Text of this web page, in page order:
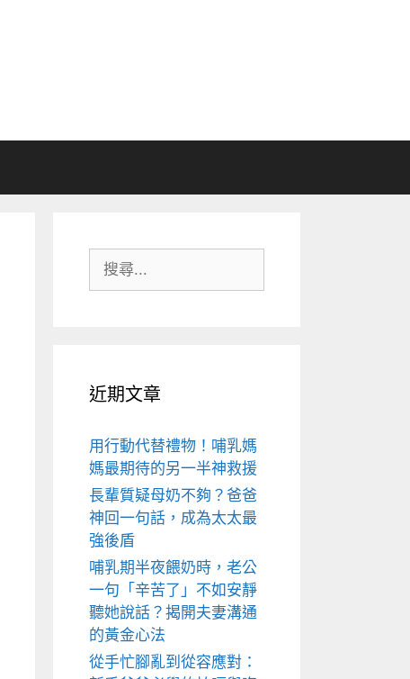
尋:
近期文章
用行動代替禮物！哺乳媽
媽最期待的另一半神救援
長輩質疑母奶不夠？爸爸
神回一句話，成為太太最
強後盾
哺乳期半夜餵奶時，老公
一句「辛苦了」不如安靜
聽她說話？揭開夫妻溝通
的黃金心法
從手忙腳亂到從容應對：